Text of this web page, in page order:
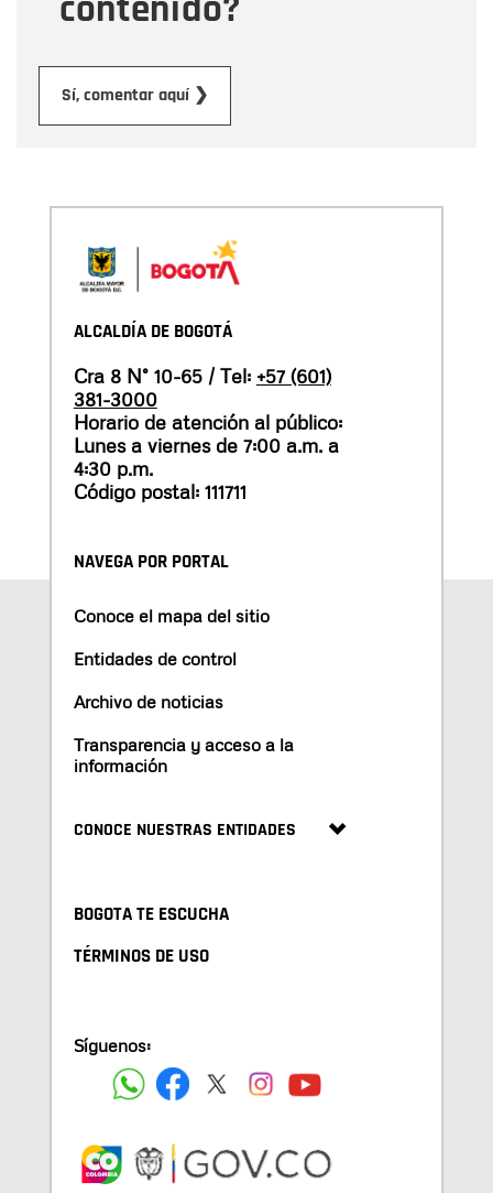
Sí, comentar aquí ❯
ALCALDÍA DE BOGOTÁ
Cra 8 N° 10-65 / Tel: +57 (601)
381-3000
Horario de atención al público:
Lunes a viernes de 7:00 a.m. a
4:30 p.m.
Código postal: 111711
NAVEGA POR PORTAL
Conoce el mapa del sitio
Entidades de control
Archivo de noticias
Transparencia y acceso a la
información
CONOCE NUESTRAS ENTIDADES
BOGOTA TE ESCUCHA
TÉRMINOS DE USO
Síguenos: